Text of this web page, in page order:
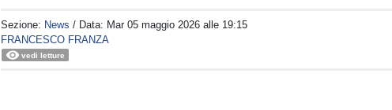
Sezione: News / Data: Mar 05 maggio 2026 alle 19:15
FRANCESCO FRANZA
vedi letture